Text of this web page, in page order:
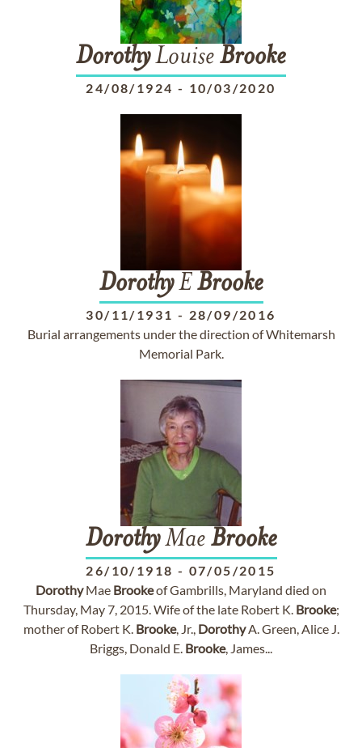
DorothyLouise Brooke
24/08/1924 - 10/03/2020
DorothyEBrooke
30/11/1931 - 28/09/2016
Burial arrangements under the direction of Whitemarsh
Memorial Park.
DorothyMae Brooke
26/10/1918 - 07/05/2015
DorothyMae Brookeof Gambrills, Maryland died on
Thursday, May 7, 2015. Wife of the late Robert K. Brooke;
mother of Robert K. Brooke, Jr., DorothyA. Green, Alice J.
Briggs, Donald E. Brooke, James...